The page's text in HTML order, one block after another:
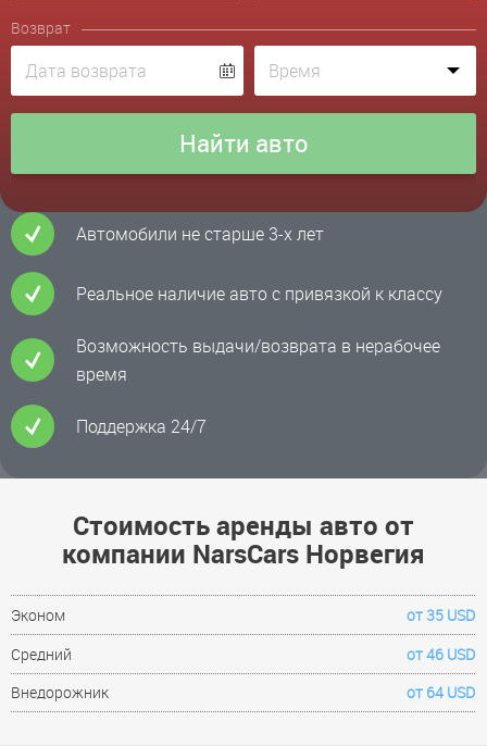
Возврат
Автомобили не старше 3-х лет
Реальное наличие авто с привязкой к классу
Возможность выдачи/возврата в нерабочее
время
Поддержка 24/7
Стоимость аренды авто от
компании NarsCars Норвегия
Эконом
от 35 USD
Средний
от 46 USD
Внедорожник
от 64 USD